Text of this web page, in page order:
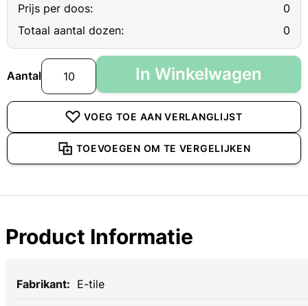
Prijs per doos:
0
Totaal aantal dozen:
0
Aantal In Winkelwagen
VOEG TOE AAN VERLANGLIJST
TOEVOEGEN OM TE VERGELIJKEN
Product Informatie
Specificaties
E-tile